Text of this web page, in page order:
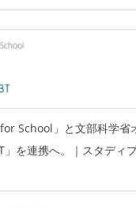
School」と文部科学省
」を連携へ。｜スタディ